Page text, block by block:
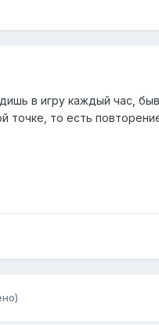
в игру каждый час,
точке, то есть